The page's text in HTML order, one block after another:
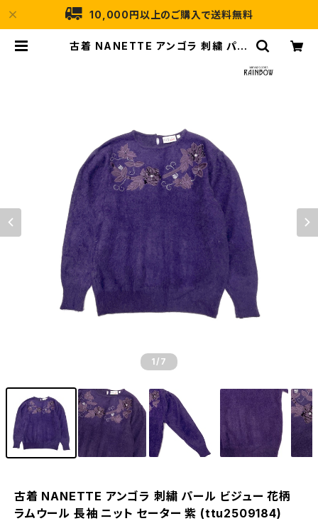
10,000円以上のご購入で送料無料
古着 NANETTE アンゴラ 刺繍 パー
ット セーター 紫 (ttu2509184) |
1 /7
古着 NANETTE アンゴラ 刺繍 パール ビジュー 花柄
ラムウール 長袖 ニット セーター 紫 (ttu2509184)